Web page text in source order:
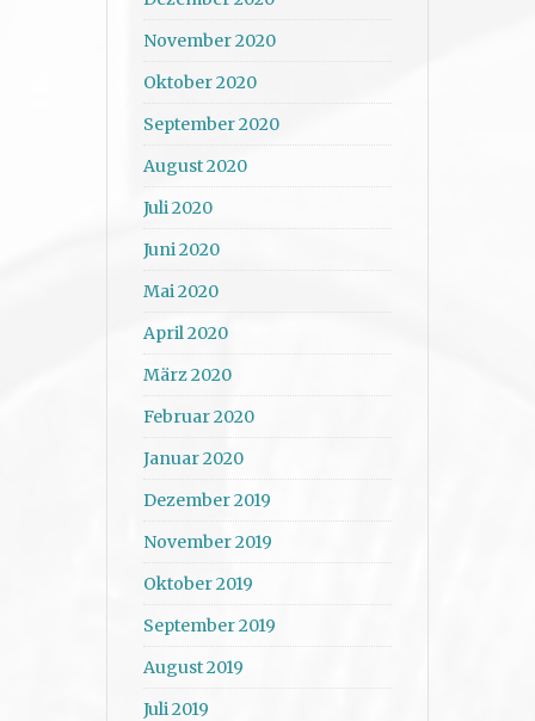
November 2020
Oktober 2020
September 2020
August 2020
Juli 2020
Juni 2020
Mai 2020
April 2020
März 2020
Februar 2020
Januar 2020
Dezember 2019
November 2019
Oktober 2019
September 2019
August 2019
Juli 2019